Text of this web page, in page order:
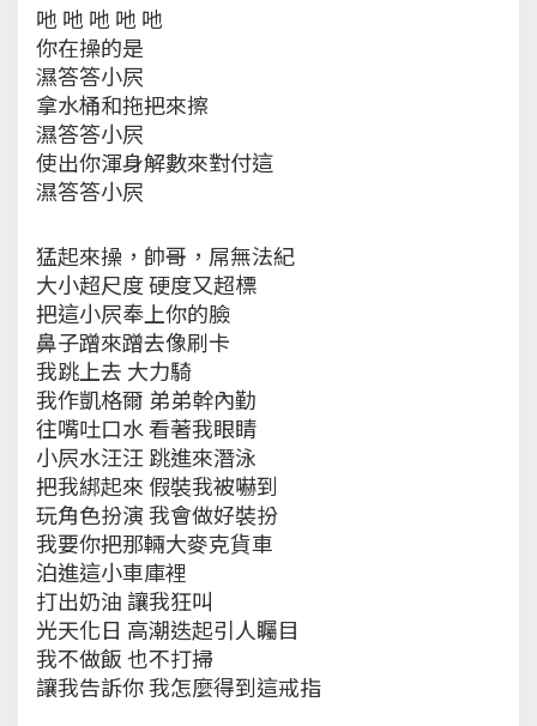
吔 吔 吔 吔 吔
你在操的是
濕答答小屄
拿水桶和拖把來擦
濕答答小屄
使出你渾身解數來對付這
濕答答小屄
猛起來操，帥哥，屌無法紀
大小超尺度 硬度又超標
把這小屄奉上你的臉
鼻子蹭來蹭去像刷卡
我跳上去 大力騎
我作凱格爾 弟弟幹內勤
往嘴吐口水 看著我眼睛
小屄水汪汪 跳進來潛泳
把我綁起來 假裝我被嚇到
玩角色扮演 我會做好裝扮
我要你把那輛大麥克貨車
泊進這小車庫裡
打出奶油 讓我狂叫
光天化日 高潮迭起引人矚目
我不做飯 也不打掃
讓我告訴你 我怎麼得到這戒指